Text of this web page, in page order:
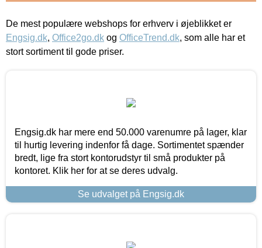
De mest populære webshops for erhverv i øjeblikket er
Engsig.dk, Office2go.dk og OfficeTrend.dk, som alle har et
stort sortiment til gode priser.
Engsig.dk har mere end 50.000 varenumre på lager, klar
til hurtig levering indenfor få dage. Sortimentet spænder
bredt, lige fra stort kontorudstyr til små produkter på
kontoret. Klik her for at se deres udvalg.
Se udvalget på Engsig.dk